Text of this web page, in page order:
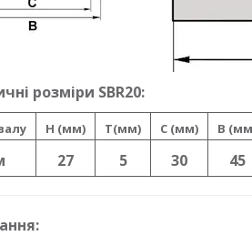
розміри SBR20:
H (мм) T(мм) C (мм) B
27 5 30 45